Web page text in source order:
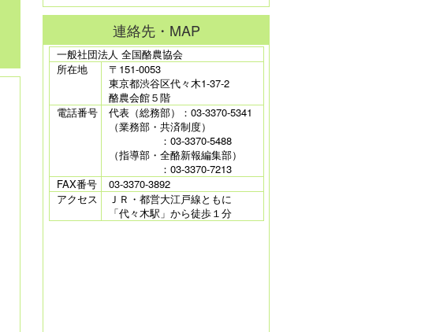
連絡先・MAP
一般社団法人 全国酪農協会
所在地
〒151-0053
東京都渋谷区代々木1-37-2
酪農会館５階
電話番号
代表（総務部）：03-3370-5341
（業務部・共済制度）
：03-3370-5488
（指導部・全酪新報編集部）
：03-3370-7213
FAX番号
03-3370-3892
アクセス
ＪＲ・都営大江戸線ともに
「代々木駅」から徒歩１分